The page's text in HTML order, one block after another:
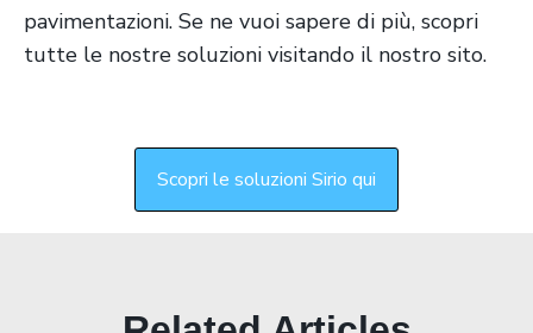
pavimentazioni. Se ne vuoi sapere di più, scopri
tutte le nostre soluzioni visitando il nostro sito.
Scopri le soluzioni Sirio qui